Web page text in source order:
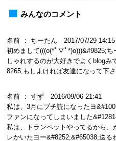
みんなのコメント
名前 ： ちーたん 2017/07/29 14:15
初めまして(((o(*ﾟ▽ﾟ*)o)))&#9825;
しゃれするのが大好きでよくblog
8265;もしよければ友達になって下さ
名前 ： すず 2016/09/06 21:41
私は、3月にプチ読になったヨ
ファンになってしまいました
私は、トランペットやってるから
レかいたヨー&#8252;&#65038;送る